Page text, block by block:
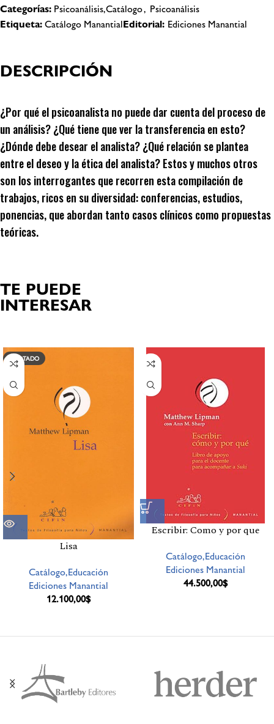
Categorías: Psicoanálisis,Catálogo, Psicoanálisis
Etiqueta:Catálogo ManantialEditorial: Ediciones Manantial
DESCRIPCIÓN
¿Por qué el psicoanalista no puede dar cuenta del proceso de
un análisis? ¿Qué tiene que ver la transferencia en esto?
¿Dónde debe desear el analista? ¿Qué relación se plantea
entre el deseo y la ética del analista? Estos y muchos otros
son los interrogantes que recorren esta compilación de
trabajos, ricos en su diversidad: conferencias, estudios,
ponencias, que abordan tanto casos clínicos como propuestas
teóricas.
TE PUEDE
INTERESAR
AGOTADO
Lisa
Catálogo,Educación
Ediciones Manantial
12.100,00$
Escribir: Como y por que
Catálogo,Educación
Ediciones Manantial
44.500,00$